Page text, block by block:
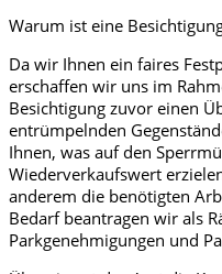
Warum ist eine
Da wir Ihnen ein faires
erschaffen wir uns im
Besichtigung zuvor einen
entrümpelnden
Ihnen, was auf den
Wiederverkaufswert
anderem die benötigten
Bedarf beantragen wir als
Parkgenehmigungen und